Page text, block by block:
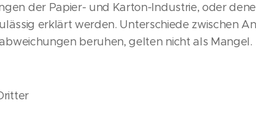
der Papier- und Karton-Industrie, oder
erklärt werden. Unterschiede zwischen
beruhen, gelten nicht als Mangel.